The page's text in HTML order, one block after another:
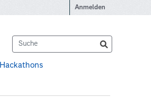
Anmelden
Hackathons